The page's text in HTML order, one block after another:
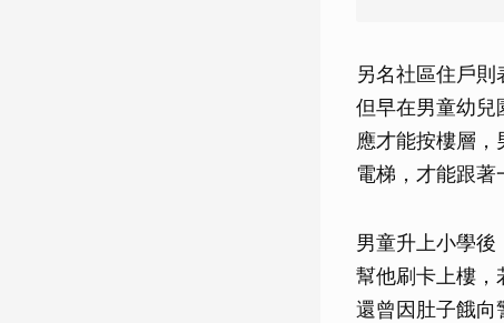
另名社區住戶
但早在男童幼兒
應才能按樓層
電梯，才能跟著
男童升上小學
幫他刷卡上樓，
還曾因肚子餓向